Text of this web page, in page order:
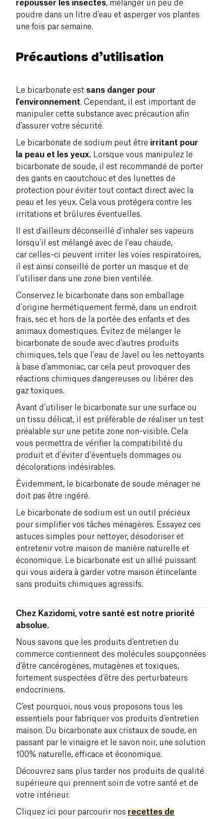
repousser les insectes, mélanger un peu de
poudre dans un litre d’eau et asperger vos plantes
une fois par semaine.
Précautions d’utilisation
Le bicarbonate est sans danger pour
l'environnement. Cependant, il est important de
manipuler cette substance avec précaution afin
d'assurer votre sécurité.
Le bicarbonate de sodium peut être irritant pour
la peau et les yeux. Lorsque vous manipulez le
bicarbonate de soude, il est recommandé de porter
des gants en caoutchouc et des lunettes de
protection pour éviter tout contact direct avec la
peau et les yeux. Cela vous protégera contre les
irritations et brûlures éventuelles.
Il est d'ailleurs déconseillé d'inhaler ses vapeurs
lorsqu'il est mélangé avec de l'eau chaude,
car celles-ci peuvent irriter les voies respiratoires,
il est ainsi conseillé de porter un masque et de
l’utiliser dans une zone bien ventilée.
Conservez le bicarbonate dans son emballage
d'origine hermétiquement fermé, dans un endroit
frais, sec et hors de la portée des enfants et des
animaux domestiques. Évitez de mélanger le
bicarbonate de soude avec d'autres produits
chimiques, tels que l'eau de Javel ou les nettoyants
à base d'ammoniac, car cela peut provoquer des
réactions chimiques dangereuses ou libérer des
gaz toxiques.
Avant d'utiliser le bicarbonate sur une surface ou
un tissu délicat, il est préférable de réaliser un test
préalable sur une petite zone non-visible. Cela
vous permettra de vérifier la compatibilité du
produit et d'éviter d'éventuels dommages ou
décolorations indésirables.
Évidemment, le bicarbonate de soude ménager ne
doit pas être ingéré.
Le bicarbonate de sodium est un outil précieux
pour simplifier vos tâches ménagères. Essayez ces
astuces simples pour nettoyer, désodoriser et
entretenir votre maison de manière naturelle et
économique. Le bicarbonate est un allié puissant
qui vous aidera à garder votre maison étincelante
sans produits chimiques agressifs.
Chez Kazidomi, votre santé est notre priorité
absolue.
Nous savons que les produits d’entretien du
commerce contiennent des molécules soupçonnées
d’être cancérogènes, mutagènes et toxiques,
fortement suspectées d’être des perturbateurs
endocriniens.
C’est pourquoi, nous vous proposons tous les
essentiels pour fabriquer vos produits d’entretien
maison. Du bicarbonate aux cristaux de soude, en
passant par le vinaigre et le savon noir, une solution
100% naturelle, efficace et économique.
Découvrez sans plus tarder nos produits de qualité
supérieure qui prennent soin de votre santé et de
votre intérieur.
Cliquez ici pour parcourir nos recettes de